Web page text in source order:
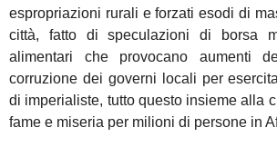
espropriazioni rurali e forzati esodi di
città, fatto di speculazioni di borsa
alimentari che provocano aumenti
corruzione dei governi locali per
di imperialiste, tutto questo insieme alla
fame e miseria per milioni di persone in